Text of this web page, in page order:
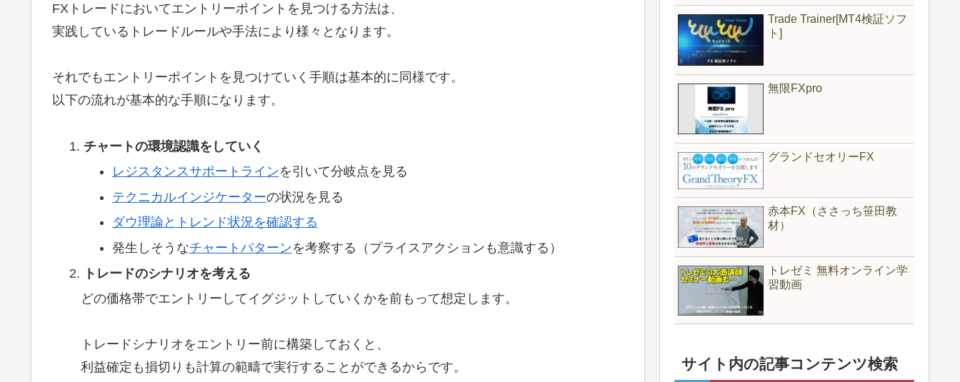
FXトレードにおいてエントリーポイントを見つける方法は、
実践しているトレードルールや手法により様々となります。
それでもエントリーポイントを見つけていく手順は基本的に同様です。
以下の流れが基本的な手順になります。
チャートの環境認識をしていく
レジスタンスサポートラインを引いて分岐点を見る
テクニカルインジケーターの状況を見る
ダウ理論とトレンド状況を確認する
発生しそうなチャートパターンを考察する（プライスアクションも意識する）
トレードのシナリオを考える
どの価格帯でエントリーしてイグジットしていくかを前もって想定します。
トレードシナリオをエントリー前に構築しておくと、
利益確定も損切りも計算の範疇で実行することができるからです。
Trade Trainer[MT4検証ソフ
ト]
無限FXpro
グランドセオリーFX
赤本FX（ささっち笹田教
材）
トレゼミ 無料オンライン学
習動画
サイト内の記事コンテンツ検索